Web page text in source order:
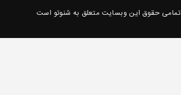
تمامی حقوق این وبسایت متعلق به شنوتو است